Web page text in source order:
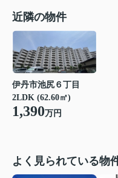
近隣の物件
伊丹市池尻６丁目
2LDK (62.60㎡)
1,390万円
よく見られている物